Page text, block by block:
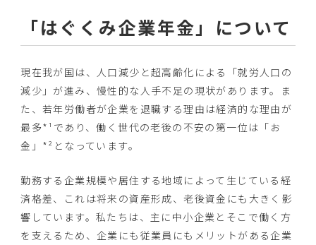
「はぐくみ企業年金」について
現在我が国は、人口減少と超高齢化による「就労人口の
減少」が進み、慢性的な人手不足の現状があります。ま
た、若年労働者が企業を退職する理由は経済的な理由が
最多*¹であり、働く世代の老後の不安の第一位は「お
金」*²となっています。
勤務する企業規模や居住する地域によって生じている経
済格差、これは将来の資産形成、老後資金にも大きく影
響しています。私たちは、主に中小企業とそこで働く方
を支えるため、企業にも従業員にもメリットがある企業